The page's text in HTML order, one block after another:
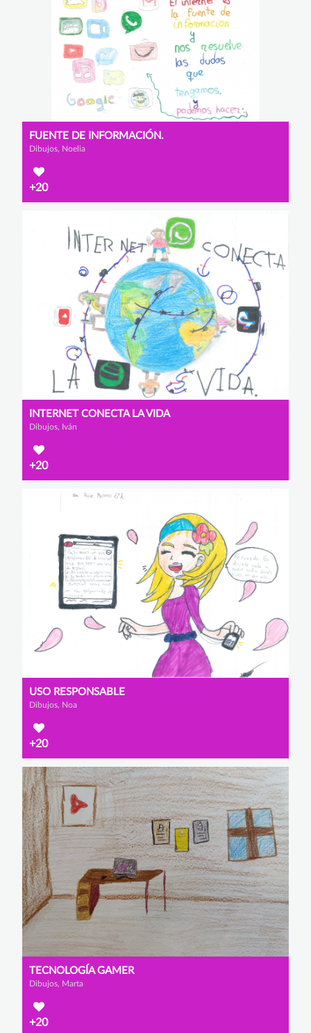
FUENTE DE INFORMACIÓN.
Dibujos, Noelia
+20
INTERNET CONECTA LA VIDA
Dibujos, Iván
+20
USO RESPONSABLE
Dibujos, Noa
+20
TECNOLOGÍA GAMER
Dibujos, Marta
+20